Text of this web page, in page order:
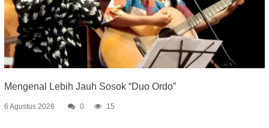
Mengenal Lebih Jauh Sosok “Duo Ordo”
6 Agustus 2026 0 15